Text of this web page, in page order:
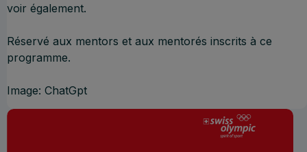
voir également.
Réservé aux mentors et aux mentorés inscrits à ce
programme.
Image: ChatGpt